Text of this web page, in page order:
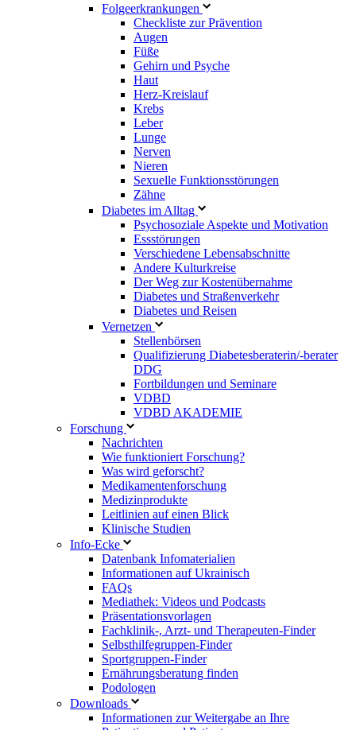
Folgeerkrankungen
Checkliste zur Prävention
Augen
Füße
Gehirn und Psyche
Haut
Herz-Kreislauf
Krebs
Leber
Lunge
Nerven
Nieren
Sexuelle Funktionsstörungen
Zähne
Diabetes im Alltag
Psychosoziale Aspekte und Motivation
Essstörungen
Verschiedene Lebensabschnitte
Andere Kulturkreise
Der Weg zur Kostenübernahme
Diabetes und Straßenverkehr
Diabetes und Reisen
Vernetzen
Stellenbörsen
Qualifizierung Diabetesberaterin/­-berater
DDG
Fortbildungen und Seminare
VDBD
VDBD AKADEMIE
Forschung
Nachrichten
Wie funktioniert Forschung?
Was wird geforscht?
Medikamentenforschung
Medizinprodukte
Leitlinien auf einen Blick
Klinische Studien
Info-Ecke
Datenbank Infomaterialien
Informationen auf Ukrainisch
FAQs
Mediathek: Videos und Podcasts
Präsentationsvorlagen
Fachklinik-, Arzt- und Therapeuten-Finder
Selbsthilfegruppen-Finder
Sportgruppen-Finder
Ernährungsberatung finden
Podologen
Downloads
Informationen zur Weitergabe an Ihre